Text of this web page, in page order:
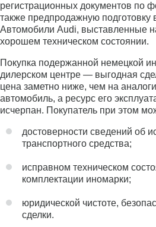
регистрационных документов по
также предпродажную
Автомобили Audi, выставленные
хорошем техническом состоянии.
Покупка подержанной немецкой
дилерском центре — выгодная
цена заметно ниже, чем на
автомобиль, а ресурс его
исчерпан. Покупатель при этом
достоверности сведений об
транспортного средства;
исправном техническом
комплектации иномарки;
юридической чистоте,
сделки.